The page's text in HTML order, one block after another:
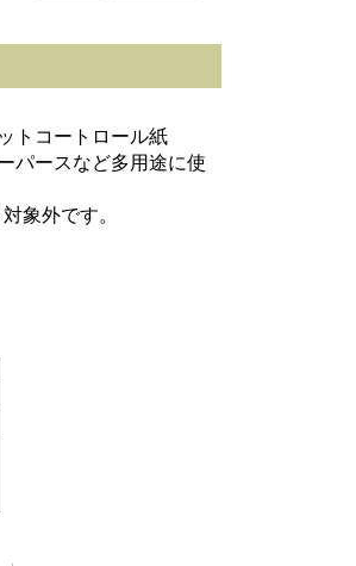
トコートロール紙
パースなど多用途に使
象外です。